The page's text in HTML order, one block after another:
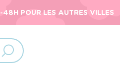
POUR LES AUTRES VILLES